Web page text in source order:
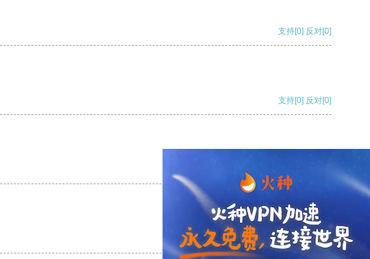
支持[0] 反对[0]
支持[0] 反对[0]
支持 [0] 反对[0]